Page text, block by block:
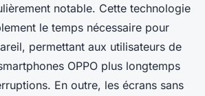
notable. Cette technologie
le temps nécessaire pour
permettant aux utilisateurs de
OPPO plus longtemps
En outre, les écrans sans